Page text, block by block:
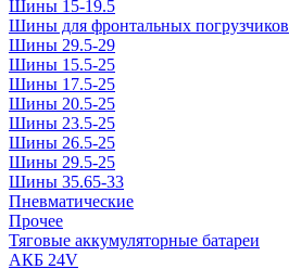
Шины 15-19.5
Шины для фронтальных погрузчиков
Шины 29.5-29
Шины 15.5-25
Шины 17.5-25
Шины 20.5-25
Шины 23.5-25
Шины 26.5-25
Шины 29.5-25
Шины 35.65-33
Пневматические
Прочее
Тяговые аккумуляторные батареи
АКБ 24V